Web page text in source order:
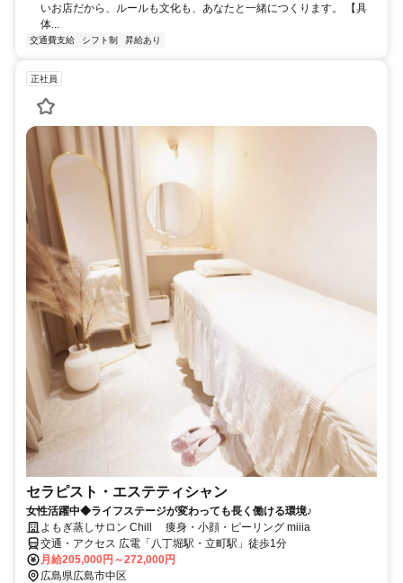
いお店だから、ルールも文化も、あなたと一緒につくります。 【具
体...
交通費支給 シフト制 昇給あり
正社員
セラピスト・エステティシャン
女性活躍中◆ライフステージが変わっても長く働ける環境♪
よもぎ蒸しサロン Chill 痩身・小顔・ピーリング miiia
交通・アクセス 広電「八丁堀駅・立町駅」徒歩1分
月給205,000円～272,000円
広島県広島市中区